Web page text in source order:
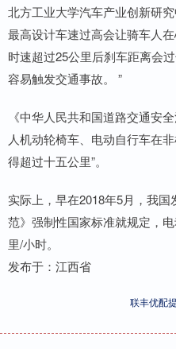
北方工业大学汽车产业创新研
最高设计车速过高会让骑车人
时速超过25公里后刹车距离会
容易触发交通事故。 ”
《中华人民共和国道路交通安
人机动轮椅车、电动自行车在
得超过十五公里”。
实际上，早在2018年5月，我
范》强制性国家标准就规定，
里/小时。
发布于：江西省
联丰优配